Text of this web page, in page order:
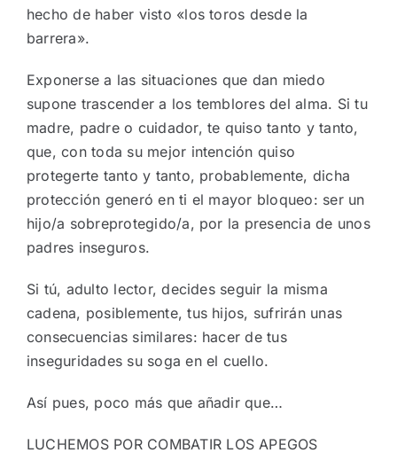
hecho de haber visto «los toros desde la
barrera».
Exponerse a las situaciones que dan miedo
supone trascender a los temblores del alma. Si tu
madre, padre o cuidador, te quiso tanto y tanto,
que, con toda su mejor intención quiso
protegerte tanto y tanto, probablemente, dicha
protección generó en ti el mayor bloqueo: ser un
hijo/a sobreprotegido/a, por la presencia de unos
padres inseguros.
Si tú, adulto lector, decides seguir la misma
cadena, posiblemente, tus hijos, sufrirán unas
consecuencias similares: hacer de tus
inseguridades su soga en el cuello.
Así pues, poco más que añadir que…
LUCHEMOS POR COMBATIR LOS APEGOS